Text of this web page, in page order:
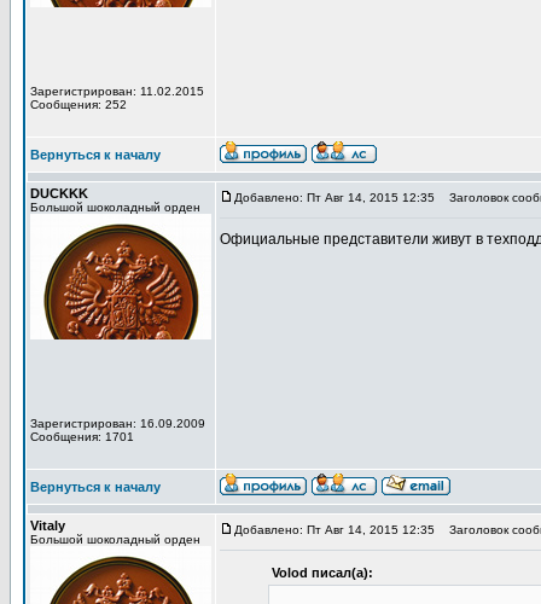
Зарегистрирован: 11.02.2015
Сообщения: 252
Вернуться к началу
DUCKKK
Большой шоколадный орден
Зарегистрирован: 16.09.2009
Сообщения: 1701
Добавлено: Пт Авг 14, 2015 12:35 Заголовок
Официальные представители живут в
Вернуться к началу
Vitaly
Большой шоколадный орден
Добавлено: Пт Авг 14, 2015 12:35 Заголовок
Volod писал(а):